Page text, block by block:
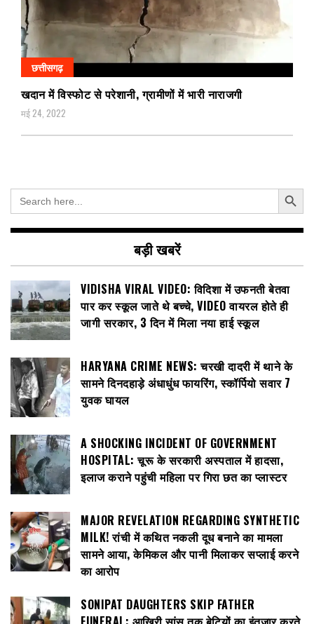
छत्तीसगढ़
खदान में विस्फोट से परेशानी, ग्रामीणों में भारी नाराजगी
मई 24, 2022
Search
for:
Search Button
बड़ी खबरें
VIDISHA VIRAL VIDEO: विदिशा में उफनती बेतवा
पार कर स्कूल जाते थे बच्चे, VIDEO वायरल होते ही
जागी सरकार, 3 दिन में मिला नया हाई स्कूल
HARYANA CRIME NEWS: चरखी दादरी में थाने के
सामने दिनदहाड़े अंधाधुंध फायरिंग, स्कॉर्पियो सवार 7
युवक घायल
A SHOCKING INCIDENT OF GOVERNMENT
HOSPITAL: चूरू के सरकारी अस्पताल में हादसा,
इलाज कराने पहुंची महिला पर गिरा छत का प्लास्टर
MAJOR REVELATION REGARDING SYNTHETIC
MILK! रांची में कथित नकली दूध बनाने का मामला
सामने आया, केमिकल और पानी मिलाकर सप्लाई करने
का आरोप
SONIPAT DAUGHTERS SKIP FATHER